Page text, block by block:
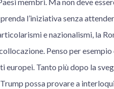
l’iniziativa senza
e nazionalismi, la
Penso per
Tanto più dopo la
possa provare a